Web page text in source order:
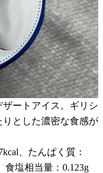
ートアイス。ギリシ
とした濃密な食感が
、たんぱく質：
食塩相当量：0.123g